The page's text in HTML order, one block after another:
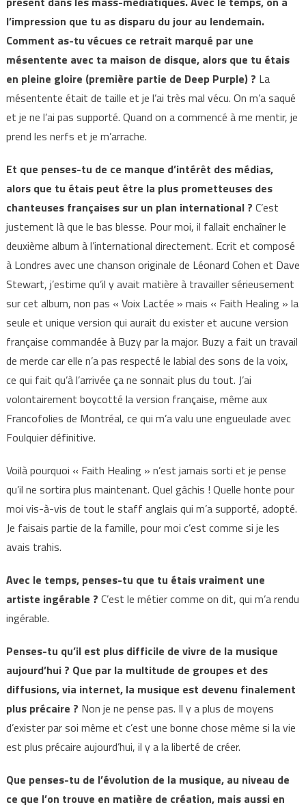
l’impression que tu as disparu du jour au lendemain.
Comment as-tu vécues ce retrait marqué par une
mésentente avec ta maison de disque, alors que tu étais
en pleine gloire (première partie de Deep Purple) ? La
mésentente était de taille et je l’ai très mal vécu. On m’a saqué
et je ne l’ai pas supporté. Quand on a commencé à me mentir, je
prend les nerfs et je m’arrache.
Et que penses-tu de ce manque d’intérêt des médias,
alors que tu étais peut être la plus prometteuses des
chanteuses françaises sur un plan international ? C’est
justement là que le bas blesse. Pour moi, il fallait enchaîner le
deuxième album à l’international directement. Ecrit et composé
à Londres avec une chanson originale de Léonard Cohen et Dave
Stewart, j’estime qu’il y avait matière à travailler sérieusement
sur cet album, non pas « Voix Lactée » mais « Faith Healing » la
seule et unique version qui aurait du exister et aucune version
française commandée à Buzy par la major. Buzy a fait un travail
de merde car elle n’a pas respecté le labial des sons de la voix,
ce qui fait qu’à l’arrivée ça ne sonnait plus du tout. J’ai
volontairement boycotté la version française, même aux
Francofolies de Montréal, ce qui m’a valu une engueulade avec
Foulquier définitive.
Voilà pourquoi « Faith Healing » n’est jamais sorti et je pense
qu’il ne sortira plus maintenant. Quel gâchis ! Quelle honte pour
moi vis-à-vis de tout le staff anglais qui m’a supporté, adopté.
Je faisais partie de la famille, pour moi c’est comme si je les
avais trahis.
Avec le temps, penses-tu que tu étais vraiment une
artiste ingérable ? C’est le métier comme on dit, qui m’a rendu
ingérable.
Penses-tu qu’il est plus difficile de vivre de la musique
aujourd’hui ? Que par la multitude de groupes et des
diffusions, via internet, la musique est devenu finalement
plus précaire ? Non je ne pense pas. Il y a plus de moyens
d’exister par soi même et c’est une bonne chose même si la vie
est plus précaire aujourd’hui, il y a la liberté de créer.
Que penses-tu de l’évolution de la musique, au niveau de
ce que l’on trouve en matière de création, mais aussi en